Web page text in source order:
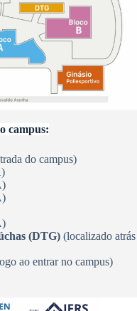
campus:
do campus)
(DTG) (localizado atrás
ao entrar no campus)